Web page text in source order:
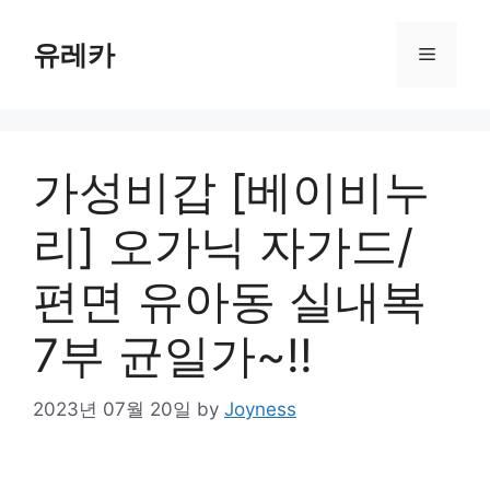
content유레카 Menu
가성비갑 [베이비누
리] 오가닉 자가드/
편면 유아동 실내복
7부 균일가~!!
2023년 07월 20일 by Joyness